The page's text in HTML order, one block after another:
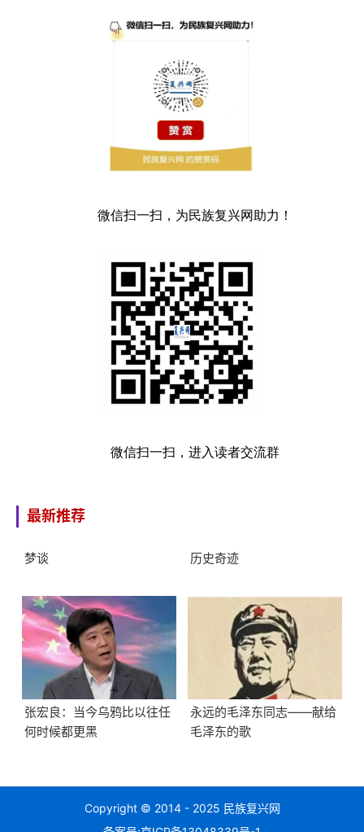
微信扫一扫，为民族复兴网助力！
微信扫一扫，进入读者交流群
最新推荐
梦谈 历史奇迹
张宏良：当今乌鸦比以往任
何时候都更黑
永远的毛泽东同志——献给
毛泽东的歌
Copyright © 2014 - 2025 民族复兴网